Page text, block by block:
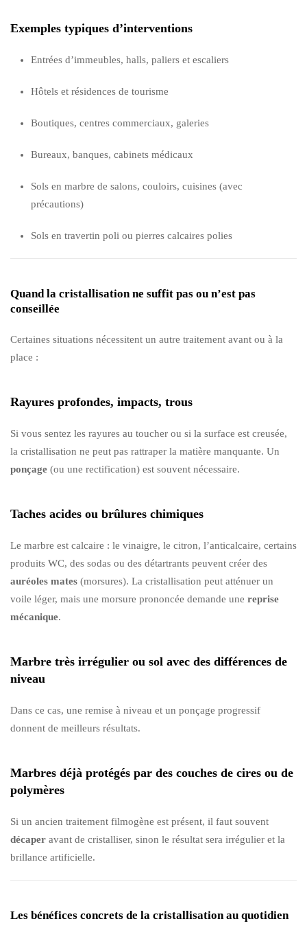
Exemples typiques d’interventions
Entrées d’immeubles, halls, paliers et escaliers
Hôtels et résidences de tourisme
Boutiques, centres commerciaux, galeries
Bureaux, banques, cabinets médicaux
Sols en marbre de salons, couloirs, cuisines (avec
précautions)
Sols en travertin poli ou pierres calcaires polies
Quand la cristallisation ne suffit pas ou n’est pas
conseillée
Certaines situations nécessitent un autre traitement avant ou à la
place :
Rayures profondes, impacts, trous
Si vous sentez les rayures au toucher ou si la surface est creusée,
la cristallisation ne peut pas rattraper la matière manquante. Un
ponçage (ou une rectification) est souvent nécessaire.
Taches acides ou brûlures chimiques
Le marbre est calcaire : le vinaigre, le citron, l’anticalcaire, certains
produits WC, des sodas ou des détartrants peuvent créer des
auréoles mates (morsures). La cristallisation peut atténuer un
voile léger, mais une morsure prononcée demande une reprise
mécanique.
Marbre très irrégulier ou sol avec des différences de
niveau
Dans ce cas, une remise à niveau et un ponçage progressif
donnent de meilleurs résultats.
Marbres déjà protégés par des couches de cires ou de
polymères
Si un ancien traitement filmogène est présent, il faut souvent
décaper avant de cristalliser, sinon le résultat sera irrégulier et la
brillance artificielle.
Les bénéfices concrets de la cristallisation au quotidien